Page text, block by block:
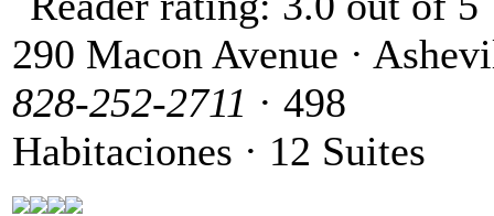
290 Macon Avenue ·
828-252-2711 · 498
Habitaciones · 12 Suites